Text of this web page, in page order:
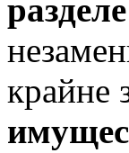
крайне